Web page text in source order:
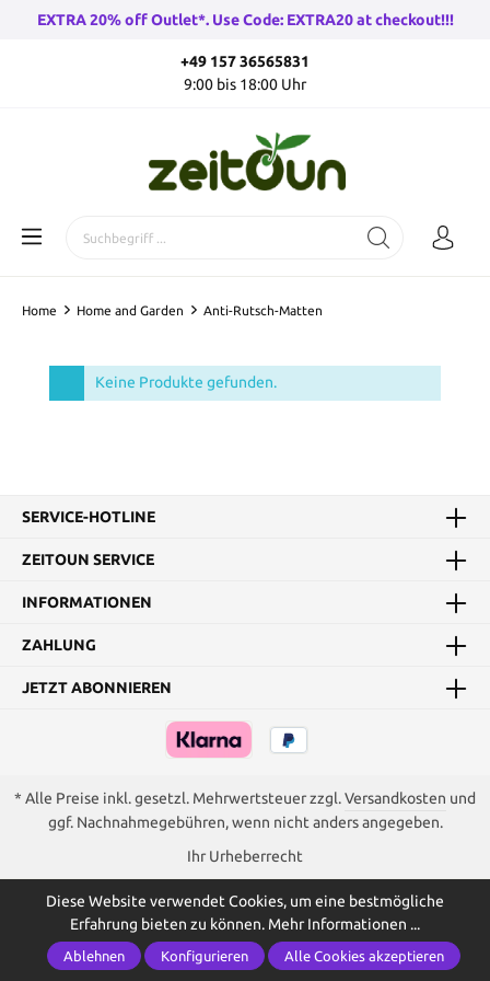
EXTRA 20% off Outlet*. Use Code: EXTRA20 at checkout!!!
+49 157 36565831
9:00 bis 18:00 Uhr
Home Home and Garden Anti-Rutsch-Matten
Keine Produkte gefunden.
SERVICE-HOTLINE
ZEITOUN SERVICE
INFORMATIONEN
ZAHLUNG
JETZT ABONNIEREN
* Alle Preise inkl. gesetzl. Mehrwertsteuer zzgl.Versandkosten und
ggf. Nachnahmegebühren, wenn nicht anders angegeben.
Ihr Urheberrecht
Diese Website verwendet Cookies, um eine bestmögliche
Erfahrung bieten zu können. Mehr Informationen ...
Ablehnen Konfigurieren Alle Cookies akzeptieren